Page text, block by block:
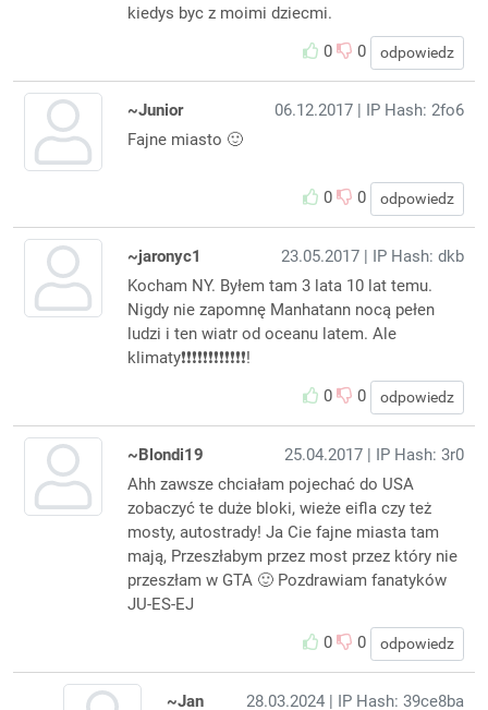
kiedys byc z moimi dziecmi.
0
0 odpowiedz
06.12.2017 | IP Hash: 2fo6
~Junior
Fajne miasto 🙂
0 0 odpowiedz
23.05.2017 | IP Hash: dkb
~jaronyc1
Kocham NY. Byłem tam 3 lata 10 lat temu.
Nigdy nie zapomnę Manhatann nocą pełen
ludzi i ten wiatr od oceanu latem. Ale
klimaty❗️❗️❗️❗️❗️❗️❗️❗️❗️❗️❗️❗️!
0
0 odpowiedz
25.04.2017 | IP Hash: 3r0
~Blondi19
Ahh zawsze chciałam pojechać do USA
zobaczyć te duże bloki, wieże eifla czy też
mosty, autostrady! Ja Cie fajne miasta tam
mają, Przeszłabym przez most przez który nie
przeszłam w GTA 🙂 Pozdrawiam fanatyków
JU-ES-EJ
0
0 odpowiedz
28.03.2024 | IP Hash: 39ce8ba
~Jan